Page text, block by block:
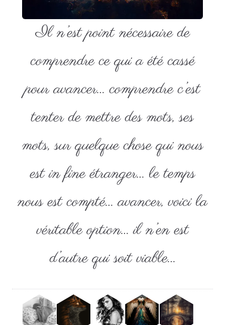
Il n’est point nécessaire de
comprendre ce qui a été cassé
pour avancer… comprendre c’est
tenter de mettre des mots, ses
mots, sur quelque chose qui nous
est in fine étranger… le temps
nous est compté… avancer, voici la
véritable option… il n’en est
d’autre qui soit viable…